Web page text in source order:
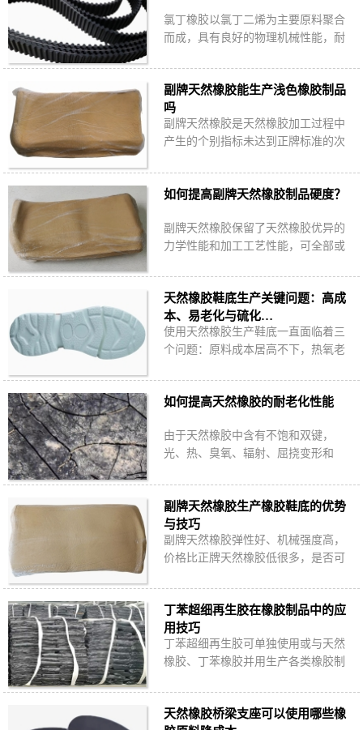
氯丁橡胶以氯丁二烯为主要原料聚合
而成，具有良好的物理机械性能，耐
下，如何降低氯…
副牌天然橡胶能生产浅色橡胶制品
吗
副牌天然橡胶是天然橡胶加工过程中
产生的个别指标未达到正牌标准的次
的浅色橡胶制品是否可以使用副牌天
然橡胶？
如何提高副牌天然橡胶制品硬度？
副牌天然橡胶保留了天然橡胶优异的
力学性能和加工工艺性能，可全部或
品，降低成本。如何提高副牌天然橡
胶制品硬度？
天然橡胶鞋底生产关键问题：高成
本、易老化与硫化…
使用天然橡胶生产鞋底一直面临着三
个问题：原料成本居高不下，热氧老
原现象，尤其…
如何提高天然橡胶的耐老化性能
由于天然橡胶中含有不饱和双键，
光、热、臭氧、辐射、屈挠变形和
不耐老化成了天然橡胶的致命弱点，
如何提高天然橡胶…
副牌天然橡胶生产橡胶鞋底的优势
与技巧
副牌天然橡胶弹性好、机械强度高，
价格比正牌天然橡胶低很多，是否可
程中需要注意哪些问题？
丁苯超细再生胶在橡胶制品中的应
用技巧
丁苯超细再生胶可单独使用或与天然
橡胶、丁苯橡胶并用生产各类橡胶制
再生胶的配方…
天然橡胶桥梁支座可以使用哪些橡